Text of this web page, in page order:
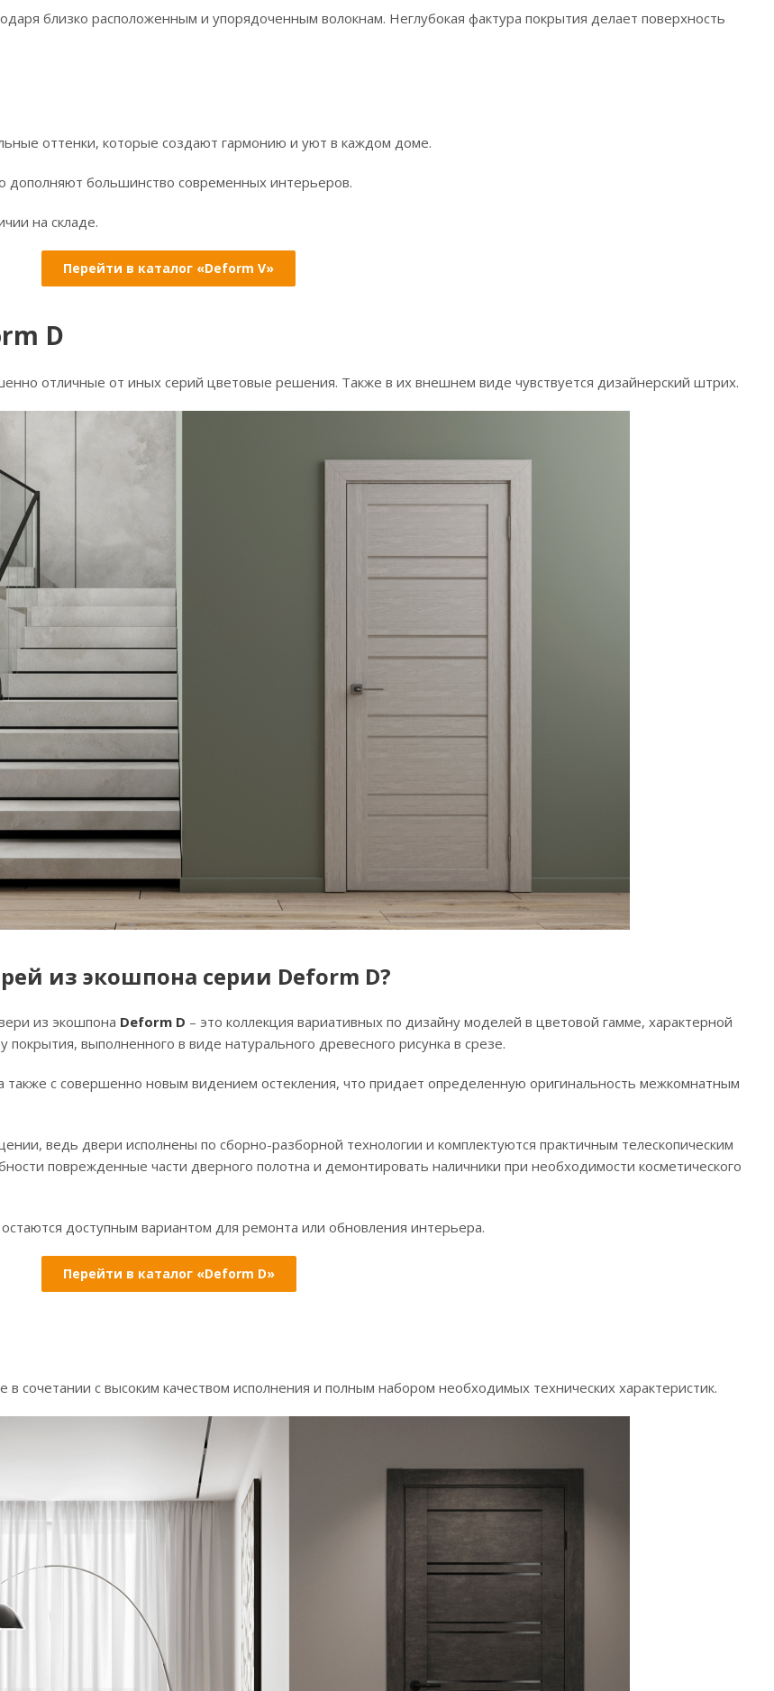
близко расположенным и упорядоченным волокнам. Неглубокая фактура покрытия делает поверхность
оттенки, которые создают гармонию и уют в каждом доме.
большинство современных интерьеров.
на складе.
Перейти в каталог «Deform V»
D
отличные от иных серий цветовые решения. Также в их внешнем виде чувствуется дизайнерский штрих.
из экошпона серии Deform D?
из экошпона Deform D – это коллекция вариативных по дизайну моделей в цветовой гамме, характерной
выполненного в виде натурального древесного рисунка в срезе.
с совершенно новым видением остекления, что придает определенную оригинальность межкомнатным
ведь двери исполнены по сборно-разборной технологии и комплектуются практичным телескопическим
поврежденные части дверного полотна и демонтировать наличники при необходимости косметического
доступным вариантом для ремонта или обновления интерьера.
Перейти в каталог «Deform D»
сочетании с высоким качеством исполнения и полным набором необходимых технических характеристик.